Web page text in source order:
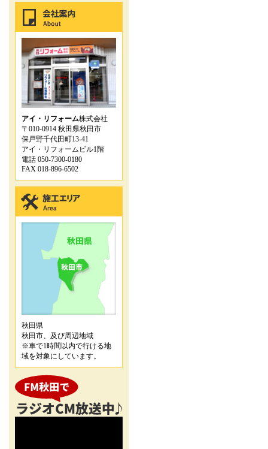
アイ・リフォーム株式会社
〒010-0914 秋田県秋田市
保戸野千代田町13-41
アイ・リフォームビル1階
電話 050-7300-0180
FAX 018-896-6502
秋田県
秋田市、及び周辺地域
※車で1時間以内で行ける地
域を対象にしています。